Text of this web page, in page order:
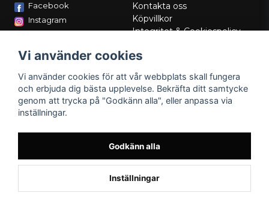
Facebook
Instagram
Kontakta oss
Köpvillkor
Integritet & Cookiespolicy
Service/Garanti
Lådritning
Om oss
Vi använder cookies
Vi använder cookies för att vår webbplats skall fungera
och erbjuda dig bästa upplevelse. Bekräfta ditt samtycke
genom att trycka på "Godkänn alla", eller anpassa via
inställningar.
Godkänn alla
Inställningar